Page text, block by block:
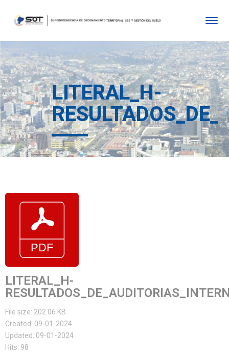
LITERAL_H-
LITERAL_H-
File size: 202.06 KB
Created: 09-01-2024
Updated: 09-01-2024
Hits: 98